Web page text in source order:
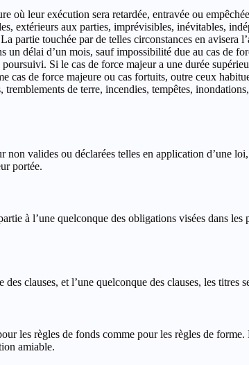
où leur exécution sera retardée, entravée ou
extérieurs aux parties, imprévisibles, inévitables,
partie touchée par de telles circonstances en avisera
délai d’un mois, sauf impossibilité due au cas de
Si le cas de force majeur a une durée
cas de force majeure ou cas fortuits, outre ceux
de terre, incendies, tempêtes,
valides ou déclarées telles en application d’une
portée.
à l’une quelconque des obligations visées dans les
clauses, et l’une quelconque des clauses, les titres
les règles de fonds comme pour les règles de
amiable.